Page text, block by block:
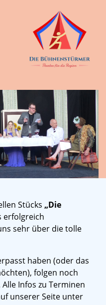
Stücks „Die
erfolgreich
sehr über die tolle
haben (oder das
folgen noch
Infos zu Terminen
unserer Seite unter